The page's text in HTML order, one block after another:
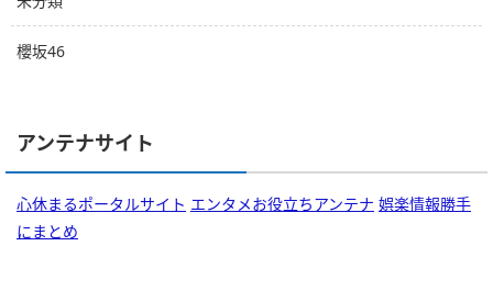
櫻坂46
アンテナサイト
心休まるポータルサイト エンタメお役立ちアンテナ 娯楽情報勝手
にまとめ